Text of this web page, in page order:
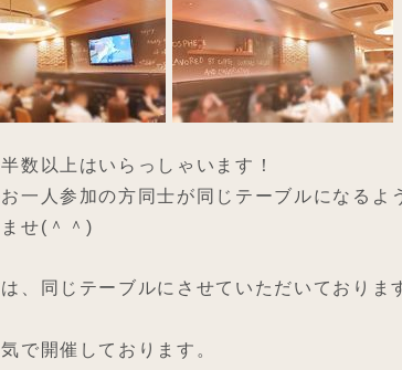
数以上はいらっしゃいます！
一人参加の方同士が同じテーブルになるよ
せ(＾＾)
、同じテーブルにさせていただいておりま
で開催しております。